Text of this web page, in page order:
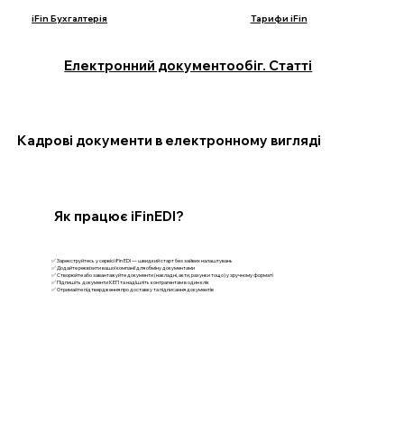
iFin Бухгалтерія Тарифи iFin
Електронний документообіг. Статті
Кадрові документи в електронному вигляді
✅ Зареєструйтесь у сервісі iFin EDI — швидкий старт без зайвих налаштувань
✅ Додайте реквізити вашої компанії для обміну документами
✅ Створюйте або завантажуйте документи (накладні, акти, рахунки тощо) у зручному форматі
✅ Підпишіть документи КЕП та надішліть контрагентам в один клік
✅ Отримайте підтвердження про доставку та підписання документів
Як працює iFinEDI?